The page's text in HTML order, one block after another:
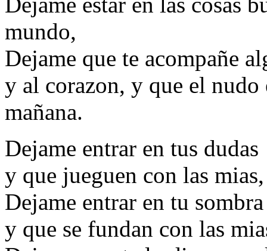
mundo,
Dejame que te acompañe
y al corazon, y que el nudo
mañana.
Dejame entrar en tus dudas
y que jueguen con las mias,
Dejame entrar en tu sombra
y que se fundan con las